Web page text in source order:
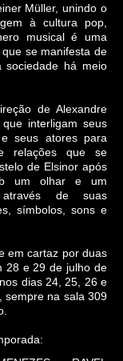
Müller, unindo o
à cultura pop,
musical é uma
se manifesta de
sociedade há meio
de Alexandre
interligam seus
seus atores para
relações que se
de Elsinor após
um olhar e um
através de suas
símbolos, sons e
em cartaz por duas
28 e 29 de julho de
dias 24, 25, 26 e
sempre na sala 309